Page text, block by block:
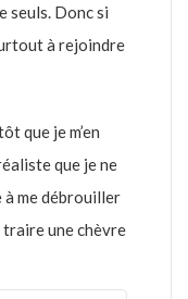
seuls. Donc si
à rejoindre
que je m’en
que je ne
à me débrouiller
traire une chèvre